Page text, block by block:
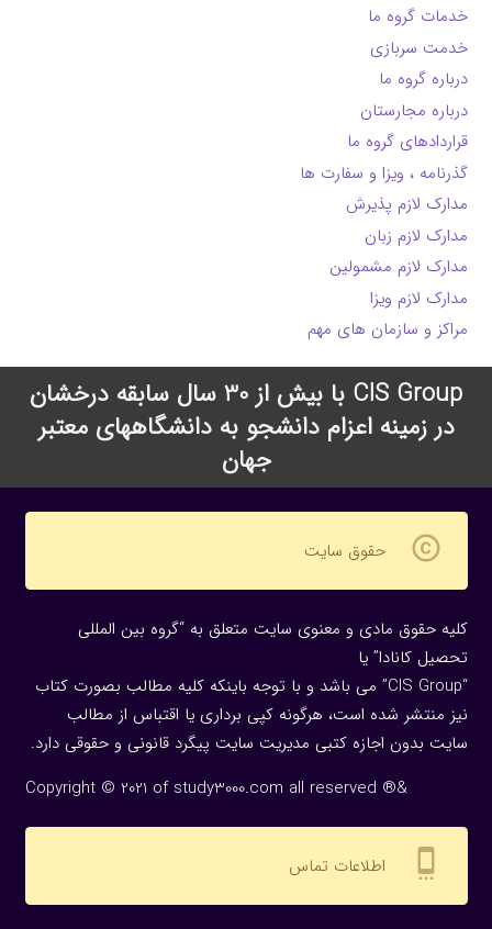
خدمات گروه ما
خدمت سربازی
درباره گروه ما
درباره مجارستان
قراردادهای گروه ما
گذرنامه ، ویزا و سفارت ها
مدارک لازم پذیرش
مدارک لازم زبان
مدارک لازم مشمولین
مدارک لازم ویزا
مراکز و سازمان های مهم
CIS Group با بیش از 30 سال سابقه درخشان
در زمینه اعزام دانشجو به دانشگاههای معتبر
جهان
copyright حقوق سایت
کلیه حقوق مادی و معنوی سایت متعلق به “گروه بین المللی
تحصیل کانادا” یا
“CIS Group” می باشد و با توجه باینکه کلیه مطالب بصورت کتاب
نیز منتشر شده است، هرگونه كپی برداری یا اقتباس از مطالب
سایت بدون اجازه كتبی مدیریت سایت پیگرد قانونی و حقوقی دارد.
Copyright © 2021 of study3000.com all reserved ®&
settings_cell اطلاعات تماس